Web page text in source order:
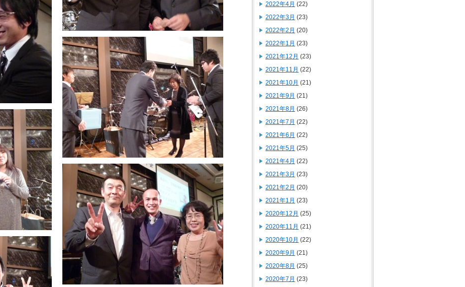
2022年4月 (22)
2022年3月 (23)
2022年2月 (20)
2022年1月 (23)
2021年12月 (23)
2021年11月 (22)
2021年10月 (21)
2021年9月 (21)
2021年8月 (26)
2021年7月 (22)
2021年6月 (22)
2021年5月 (25)
2021年4月 (22)
2021年3月 (23)
2021年2月 (20)
2021年1月 (23)
2020年12月 (25)
2020年11月 (21)
2020年10月 (22)
2020年9月 (21)
2020年8月 (25)
2020年7月 (23)